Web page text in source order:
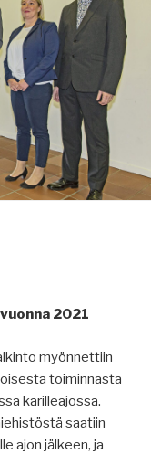
2021
myönnettiin
toiminnasta
karilleajossa.
saatiin
ajon jälkeen, ja